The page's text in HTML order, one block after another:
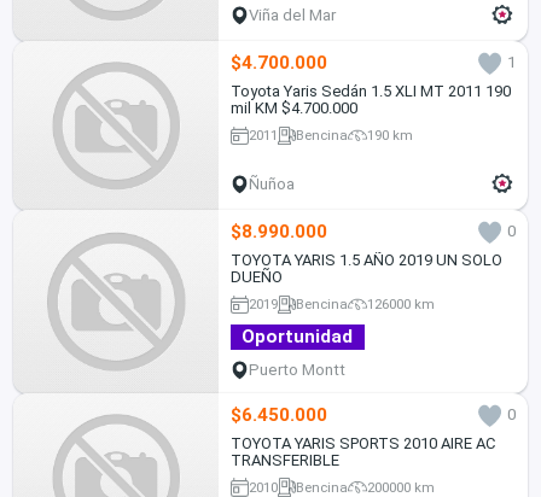
Viña del Mar
$4.700.000
1
Toyota Yaris Sedán 1.5 XLI MT 2011 190
mil KM $4.700.000
2011 Bencina 190 km
Ñuñoa
$8.990.000
0
TOYOTA YARIS 1.5 AÑO 2019 UN SOLO
DUEÑO
2019 Bencina 126000 km
Oportunidad
Puerto Montt
$6.450.000
0
TOYOTA YARIS SPORTS 2010 AIRE AC
TRANSFERIBLE
2010 Bencina 200000 km